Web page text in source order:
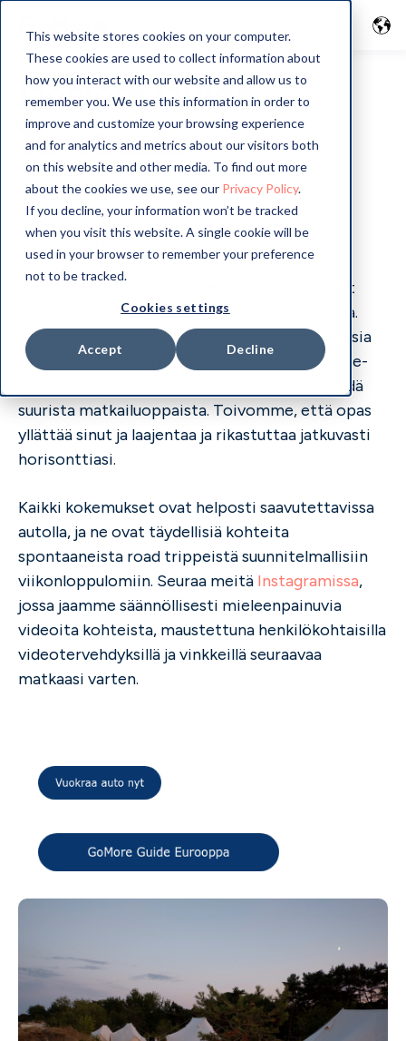
This website stores cookies on your computer.
These cookies are used to collect information about
how you interact with our website and allow us to
remember you. We use this information in order to
improve and customize your browsing experience
and for analytics and metrics about our visitors both
on this website and other media. To find out more
about the cookies we use, see our Privacy Policy.
If you decline, your information won’t be tracked
when you visit this website. A single cookie will be
used in your browser to remember your preference
not to be tracked.
Cookies settings
Accept Decline
GoMore Guide
Tanskassa
Tervetuloa paikalliseen GoMore-oppaaseesi
Täältä löydät käsin valitsemamme suositukset
ajoystävällisistä kokemuksista ympäri Tanskaa.
Ajan myötä olemme keränneet pieniä, paikallisia
helmiä paikallisten harrastajien - usein GoMore-
jäsenten - ylläpitämiin paikkoihin, joita et löydä
suurista matkailuoppaista. Toivomme, että opas
yllättää sinut ja laajentaa ja rikastuttaa jatkuvasti
horisonttiasi.
Kaikki kokemukset ovat helposti saavutettavissa
autolla, ja ne ovat täydellisiä kohteita
spontaaneista road trippeistä suunnitelmallisiin
viikonloppulomiin. Seuraa meitä Instagramissa,
jossa jaamme säännöllisesti mieleenpainuvia
videoita kohteista, maustettuna henkilökohtaisilla
videotervehdyksillä ja vinkkeillä seuraavaa
matkaasi varten.